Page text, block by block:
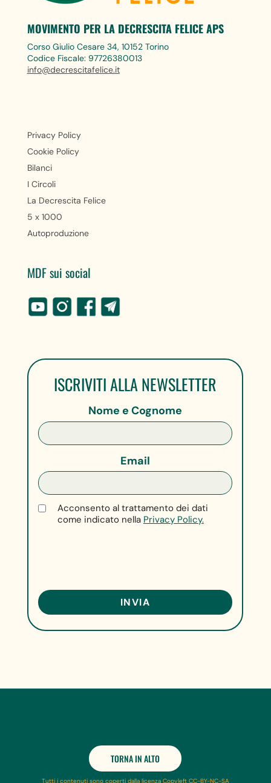
MOVIMENTO PER LA DECRESCITA FELICE APS
Corso Giulio Cesare 34, 10152 Torino
Codice Fiscale: 97726380013
info@decrescitafelice.it
Privacy Policy
Cookie Policy
Bilanci
I Circoli
La Decrescita Felice
5 x 1000
Autoproduzione
MDF sui social
ISCRIVITI ALLA NEWSLETTER
Nome e Cognome
Email
Acconsento al trattamento dei dati
come indicato nella Privacy Policy.
TORNA IN ALTO
Tutti i contenuti sono coperti dalla licenza Copyleft CC-BY-NC-SA